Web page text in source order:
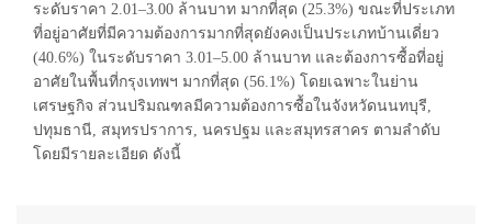
ระดับราคา 2.01–3.00 ล้านบาท มากที่สุด (25.3%) ขณะที่ประเภท
ที่อยู่อาศัยที่มีความต้องการมากที่สุดยังคงเป็นประเภทบ้านเดี่ยว
(40.6%) ในระดับราคา 3.01–5.00 ล้านบาท และต้องการซื้อที่อยู่
อาศัยในพื้นที่กรุงเทพฯ มากที่สุด (56.1%) โดยเฉพาะในย่าน
เศรษฐกิจ ส่วนปริมณฑลมีความต้องการซื้อในจังหวัดนนทบุรี,
ปทุมธานี, สมุทรปราการ, นครปฐม และสมุทรสาคร ตามลำดับ
โดยมีรายละเอียด ดังนี้